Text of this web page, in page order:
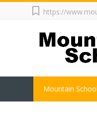
https://
Mountain School